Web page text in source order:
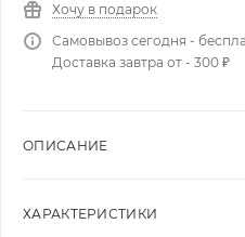
Хочу в подарок
Самовывоз сегодня -
Доставка завтра от - 300 ₽
ОПИСАНИЕ
ХАРАКТЕРИСТИКИ